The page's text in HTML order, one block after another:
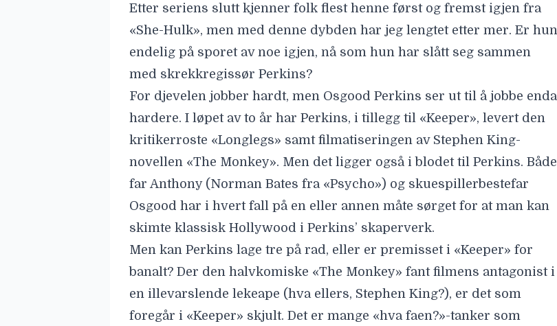
Etter seriens slutt kjenner folk flest henne først og fremst igjen fra
«She-Hulk», men med denne dybden har jeg lengtet etter mer. Er hun
endelig på sporet av noe igjen, nå som hun har slått seg sammen
med skrekkregissør Perkins?
For djevelen jobber hardt, men Osgood Perkins ser ut til å jobbe enda
hardere. I løpet av to år har Perkins, i tillegg til «Keeper», levert den
kritikerroste «Longlegs» samt filmatiseringen av Stephen King-
novellen «The Monkey». Men det ligger også i blodet til Perkins. Både
far Anthony(Norman Bates fra «Psycho») og skuespillerbestefar
Osgood har i hvert fall på en eller annen måte sørget for at man kan
skimte klassisk Hollywood i Perkins’ skaperverk.
Men kan Perkins lage tre på rad, eller er premisset i «Keeper» for
banalt? Der den halvkomiske «The Monkey» fant filmens antagonist i
en illevarslende lekeape (hva ellers, Stephen King?), er det som
foregår i «Keeper» skjult. Det er mange «hva faen?»-tanker som